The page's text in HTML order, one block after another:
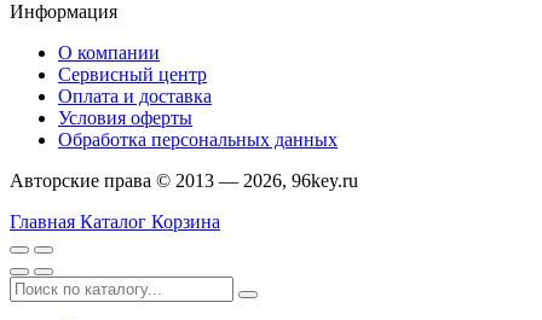
Информация
О компании
Сервисный центр
Оплата и доставка
Условия оферты
Обработка персональных данных
Авторские права © 2013 — 2026, 96key.ru
Главная Каталог Корзина